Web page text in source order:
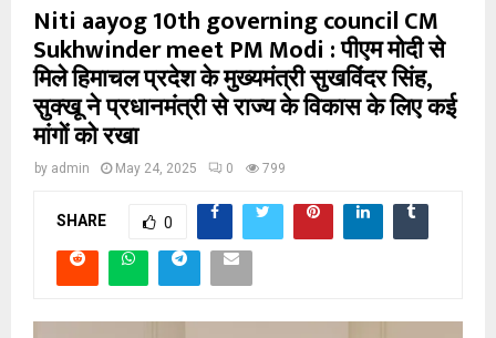
Niti aayog 10th governing council CM
Sukhwinder meet PM Modi : पीएम मोदी से
मिले हिमाचल प्रदेश के मुख्यमंत्री सुखविंदर सिंह,
सुक्खू ने प्रधानमंत्री से राज्य के विकास के लिए कई
मांगों को रखा
by admin May 24, 2025 0 799
SHARE 0